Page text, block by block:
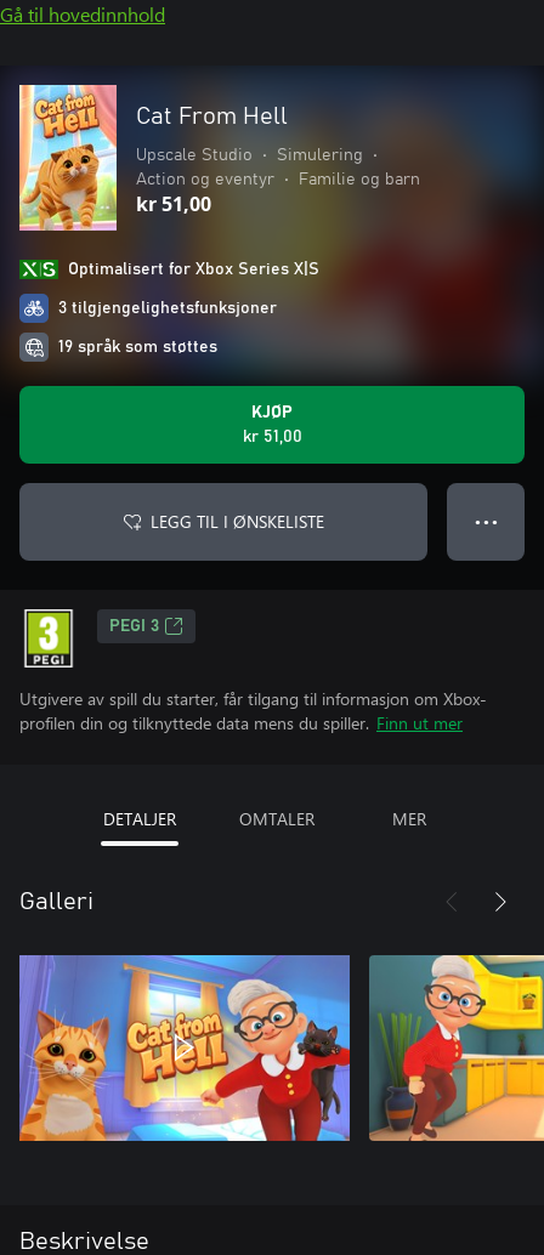
Gå til hovedinnhold
Cat From Hell
Upscale Studio • Simulering
•
Action og eventyr
• Familie og barn
kr 51,00
Optimalisert for Xbox Series X|S
3 tilgjengelighetsfunksjoner
19 språk som støttes
KJØP
kr 51,00
LEGG TIL I ØNSKELISTE ● ● ●
PEGI 3
Utgivere av spill du starter, får tilgang til informasjon om Xbox-
profilen din og tilknyttede data mens du spiller. Finn ut mer
DETALJER OMTALER MER
Galleri
Beskrivelse